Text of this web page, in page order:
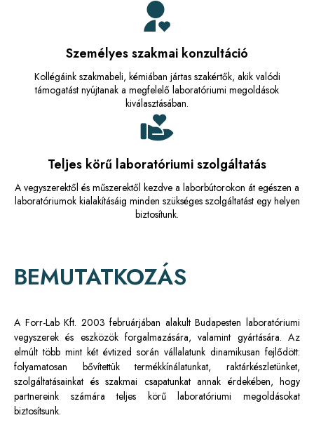
Személyes szakmai konzultáció
Kollégáink szakmabeli, kémiában jártas szakértők, akik valódi
támogatást nyújtanak a megfelelő laboratóriumi megoldások
kiválasztásában.
Teljes körű laboratóriumi szolgáltatás
A vegyszerektől és műszerektől kezdve a laborbútorokon át egészen a
laboratóriumok kialakításáig minden szükséges szolgáltatást egy helyen
biztosítunk.
BEMUTATKOZÁS
A Forr-Lab Kft. 2003 februárjában alakult Budapesten laboratóriumi
vegyszerek és eszközök forgalmazására, valamint gyártására. Az
elmúlt több mint két évtized során vállalatunk dinamikusan fejlődött:
folyamatosan bővítettük termékkínálatunkat, raktárkészletünket,
szolgáltatásainkat és szakmai csapatunkat annak érdekében, hogy
partnereink számára teljes körű laboratóriumi megoldásokat
biztosítsunk.